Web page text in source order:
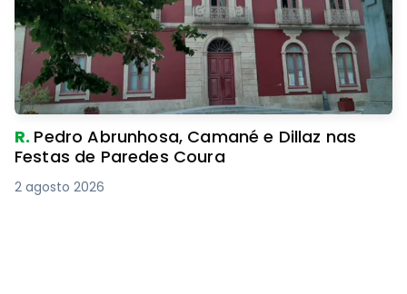
R. Pedro Abrunhosa, Camané e Dillaz nas
Festas de Paredes Coura
2 agosto 2026